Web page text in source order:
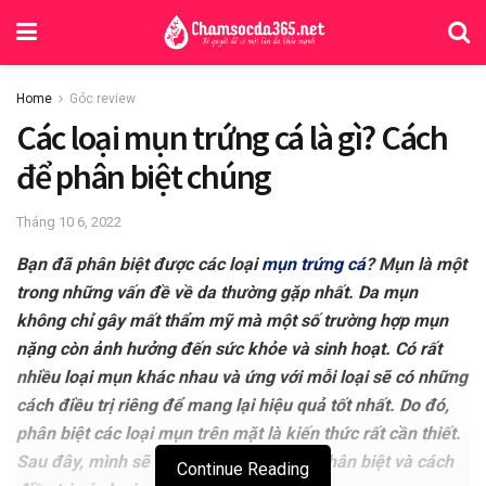
Home Góc review
Các loại mụn trứng cá là gì? Cách
để phân biệt chúng
Tháng 10 6, 2022
Bạn đã phân biệt được các loạimụn trứng cá? Mụn là một
trong những vấn đề về da thường gặp nhất. Da mụn
không chỉ gây mất thẩm mỹ mà một số trường hợp mụn
nặng còn ảnh hưởng đến sức khỏe và sinh hoạt. Có rất
nhiều loại mụn khác nhau và ứng với mỗi loại sẽ có những
cách điều trị riêng để mang lại hiệu quả tốt nhất. Do đó,
phân biệt các loại mụn trên mặt là kiến thức rất cần thiết.
Sau đây, mình sẽ hướng dẫn bạn cách phân biệt và cách
Continue Reading